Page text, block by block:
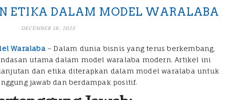
ETIKA DALAM MODEL WARALABA
DECEMBER 18, 2023
Waralaba– Dalam dunia bisnis yang terus berkembang,
utama dalam model waralaba modern. Artikel ini
dan etika diterapkan dalam model waralaba untuk
jawab dan berdampak positif.